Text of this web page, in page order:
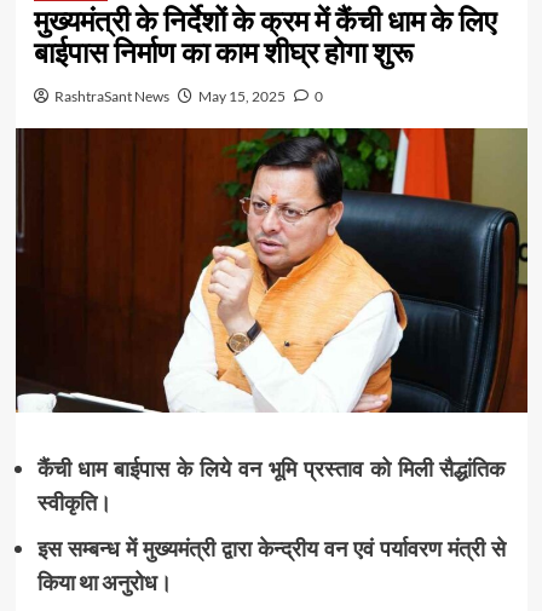
मुख्यमंत्री के निर्देशों के क्रम में कैंची धाम के लिए
बाईपास निर्माण का काम शीघ्र होगा शुरू
RashtraSant News May 15, 2025 0
कैंची धाम बाईपास के लिये वन भूमि प्रस्ताव को मिली सैद्धांतिक
स्वीकृति।
इस सम्बन्ध में मुख्यमंत्री द्वारा केन्द्रीय वन एवं पर्यावरण मंत्री से
किया था अनुरोध।